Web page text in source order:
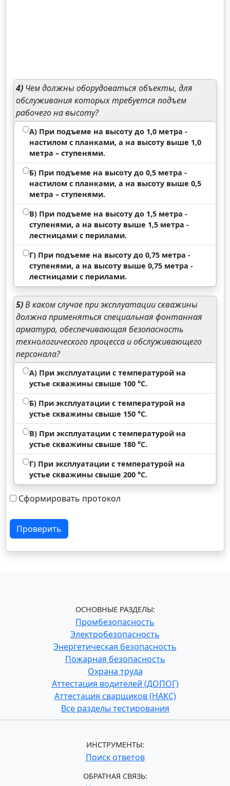
4) Чем должны оборудоваться объекты, для
обслуживания которых требуется подъем
рабочего на высоту?
А) При подъеме на высоту до 1,0 метра -
настилом с планками, а на высоту выше 1,0
метра – ступенями.
Б) При подъеме на высоту до 0,5 метра -
настилом с планками, а на высоту выше 0,5
метра – ступенями.
В) При подъеме на высоту до 1,5 метра -
ступенями, а на высоту выше 1,5 метра -
лестницами с перилами.
Г) При подъеме на высоту до 0,75 метра -
ступенями, а на высоту выше 0,75 метра -
лестницами с перилами.
5)В каком случае при эксплуатации скважины
должна применяться специальная фонтанная
арматура, обеспечивающая безопасность
технологического процесса и обслуживающего
персонала?
А) При эксплуатации с температурой на
устье скважины свыше 100 °С.
Б) При эксплуатации с температурой на
устье скважины свыше 150 °С.
В) При эксплуатации с температурой на
устье скважины свыше 180 °С.
Г) При эксплуатации с температурой на
устье скважины свыше 200 °С.
Сформировать протокол
Проверить
ОСНОВНЫЕ РАЗДЕЛЫ:
Промбезопасность
Электробезопасность
Энергетическая безопасность
Пожарная безопасность
Охрана труда
Аттестация водителей (ДОПОГ)
Аттестация сварщиков (НАКС)
Все разделы тестирования
ИНСТРУМЕНТЫ:
Поиск ответов
ОБРАТНАЯ СВЯЗЬ: